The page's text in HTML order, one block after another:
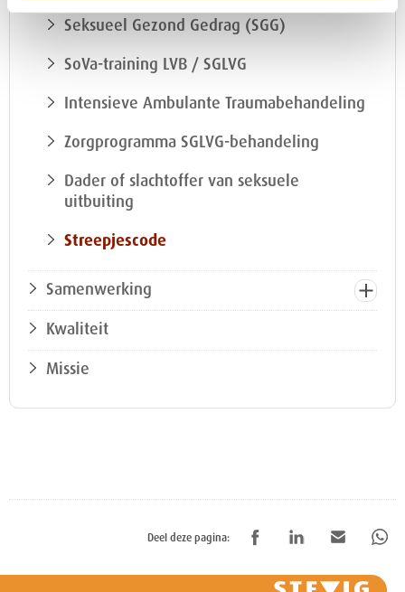
Seksueel Gezond Gedrag (SGG)
SoVa-training LVB / SGLVG
Intensieve Ambulante Traumabehandeling
Zorgprogramma SGLVG-behandeling
Dader of slachtoffer van seksuele
uitbuiting
Streepjescode
Samenwerking
Kwaliteit
Missie
Deel deze pagina: